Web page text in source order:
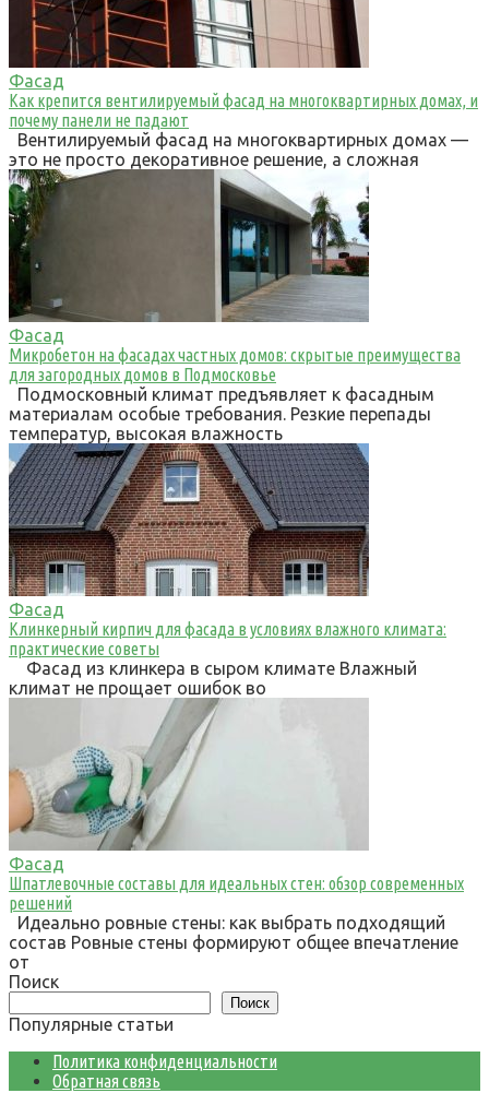
Фасад
Как крепится вентилируемый фасад на многоквартирных домах, и
почему панели не падают
Вентилируемый фасад на многоквартирных домах —
это не просто декоративное решение, а сложная
Фасад
Микробетон на фасадах частных домов: скрытые преимущества
для загородных домов в Подмосковье
Подмосковный климат предъявляет к фасадным
материалам особые требования. Резкие перепады
температур, высокая влажность
Фасад
Клинкерный кирпич для фасада в условиях влажного климата:
практические советы
Фасад из клинкера в сыром климате Влажный
климат не прощает ошибок во
Фасад
Шпатлевочные составы для идеальных стен: обзор современных
решений
Идеально ровные стены: как выбрать подходящий
состав Ровные стены формируют общее впечатление
от
Поиск
Поиск
Популярные статьи
Политика конфиденциальности
Обратная связь